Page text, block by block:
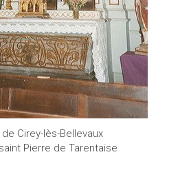
de Cirey-lès-Bellevaux
Pierre de Tarentaise